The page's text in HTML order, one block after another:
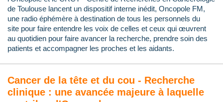
de Toulouse lancent un dispositif interne inédit, Oncopole FM,
une radio éphémère à destination de tous les personnels du
site pour faire entendre les voix de celles et ceux qui œuvrent
au quotidien pour faire avancer la recherche, prendre soin des
patients et accompagner les proches et les aidants.
Cancer de la tête et du cou - Recherche
clinique : une avancée majeure à laquelle